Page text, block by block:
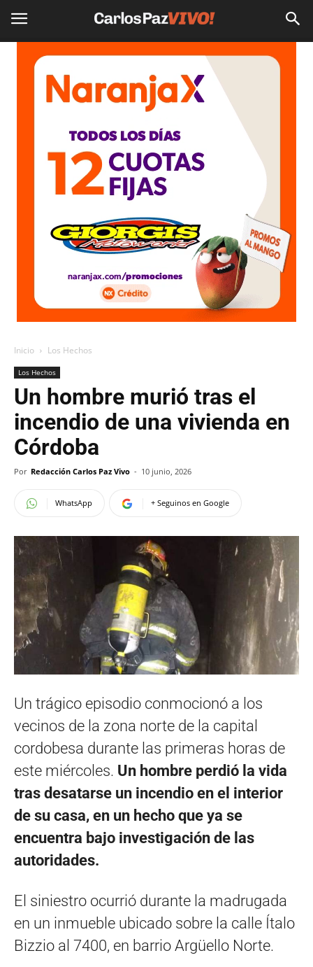
Inicio Los Hechos
Los Hechos
Un hombre murió tras el
incendio de una vivienda en
Córdoba
Por Redacción Carlos Paz Vivo - 10 junio, 2026
WhatsApp + Seguinos en Google
Un trágico episodio conmocionó a los
vecinos de la zona norte de la capital
cordobesa durante las primeras horas de
este miércoles. Un hombre perdió la vida
tras desatarse un incendio en el interior
de su casa, en un hecho que ya se
encuentra bajo investigación de las
autoridades.
El siniestro ocurrió durante la madrugada
en un inmueble ubicado sobre la calle Ítalo
Bizzio al 7400, en barrio Argüello Norte.